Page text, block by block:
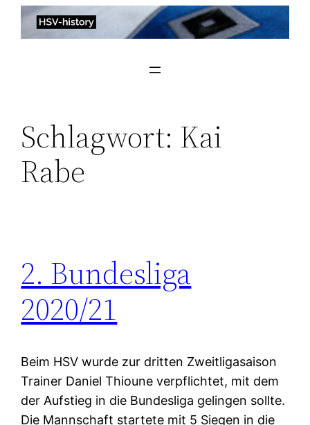
Zum
Inhalt
Schlagwort: Kai
Rabe
2. Bundesliga
2020/21
Beim HSV wurde zur dritten Zweitligasaison
Trainer Daniel Thioune verpflichtet, mit dem
der Aufstieg in die Bundesliga gelingen sollte.
Die Mannschaft startete mit 5 Siegen in die